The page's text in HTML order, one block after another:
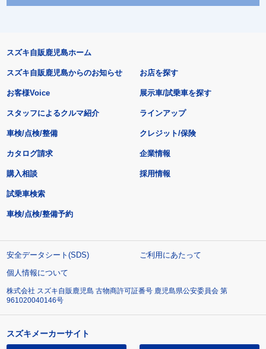
スズキ自販鹿児島ホーム
スズキ自販鹿児島からのお知らせ
お客様Voice
スタッフによるクルマ紹介
お店を探す
展示車/試乗車を探す
ラインアップ
車検/点検/整備 クレジット/保険
カタログ請求
購入相談
試乗車検索
車検/点検/整備予約
企業情報
採用情報
安全データシート(SDS)
ご利用にあたって
個人情報について
株式会社 スズキ自販鹿児島 古物商許可証番号 鹿児島県公安委員会 第
961020040146号
スズキメーカーサイト